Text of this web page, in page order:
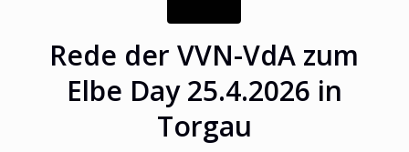
Rede der VVN-VdA zum
Elbe Day 25.4.2026 in
Torgau